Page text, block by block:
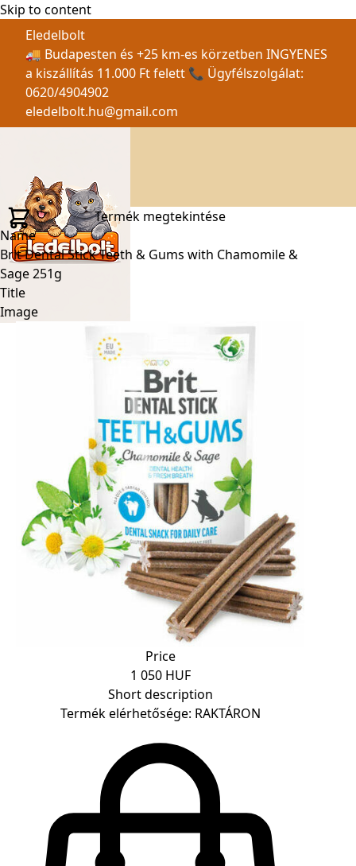
Skip to content
Eledelbolt
🚚 Budapesten és +25 km-es körzetben INGYENES
a kiszállítás 11.000 Ft felett 📞 Ügyfélszolgálat:
0620/4904902
eledelbolt.hu@gmail.com
Termék megtekintése
Name
Brit Dental Stick Teeth & Gums with Chamomile &
Sage 251g
Title
Image
Price
1 050 HUF
Short description
Termék elérhetősége: RAKTÁRON